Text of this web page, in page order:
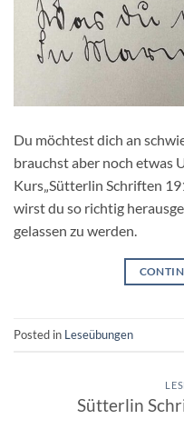
Du möchtest dich an
brauchst aber noch etwas
Kurs„Sütterlin Schriften
wirst du so richtig
gelassen zu werden.
Posted in Leseübungen
Sütterlin